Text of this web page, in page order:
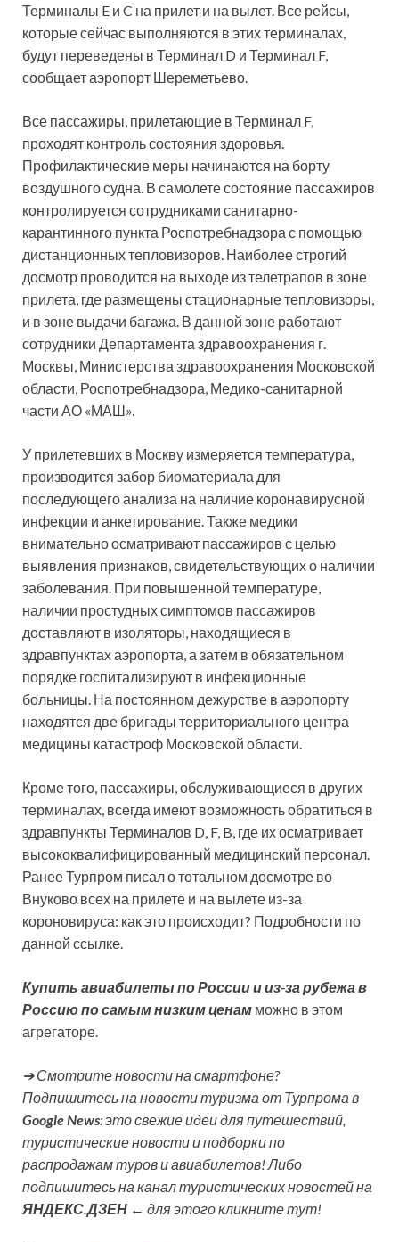
Терминалы E и C на прилет и на вылет. Все рейсы,
которые сейчас выполняются в этих терминалах,
будут переведены в Терминал D и Терминал F,
сообщает аэропорт Шереметьево.
Все пассажиры, прилетающие в Терминал F,
проходят контроль состояния здоровья.
Профилактические меры начинаются на борту
воздушного судна. В самолете состояние пассажиров
контролируется сотрудниками санитарно-
карантинного пункта Роспотребнадзора с помощью
дистанционных тепловизоров. Наиболее строгий
досмотр проводится на выходе из телетрапов в зоне
прилета, где размещены стационарные тепловизоры,
и в зоне выдачи багажа. В данной зоне работают
сотрудники Департамента здравоохранения г.
Москвы, Министерства здравоохранения Московской
области, Роспотребнадзора, Медико-санитарной
части АО «МАШ».
У прилетевших в Москву измеряется температура,
производится забор биоматериала для
последующего анализа на наличие коронавирусной
инфекции и анкетирование. Также медики
внимательно осматривают пассажиров с целью
выявления признаков, свидетельствующих о наличии
заболевания. При повышенной температуре,
наличии простудных симптомов пассажиров
доставляют в изоляторы, находящиеся в
здравпунктах аэропорта, а затем в обязательном
порядке госпитализируют в инфекционные
больницы. На постоянном дежурстве в аэропорту
находятся две бригады территориального центра
медицины катастроф Московской области.
Кроме того, пассажиры, обслуживающиеся в других
терминалах, всегда имеют возможность обратиться в
здравпункты Терминалов D, F, B, где их осматривает
высококвалифицированный медицинский персонал.
Ранее Турпром писал о тотальном досмотре во
Внуково всех на прилете и на вылете из-за
короновируса: как это происходит? Подробности по
данной ссылке.
Купить авиабилеты по России и из-за рубежа в
Россию по самым низким ценам можно в этом
агрегаторе.
➔ Смотрите новости на смартфоне?
Подпишитесь на новости туризма от Турпрома в
Google News: это свежие идеи для путешествий,
туристические новости и подборки по
распродажам туров и авиабилетов! Либо
подпишитесь на канал туристических новостей на
ЯНДЕКС.ДЗЕН ← для этого кликните тут!